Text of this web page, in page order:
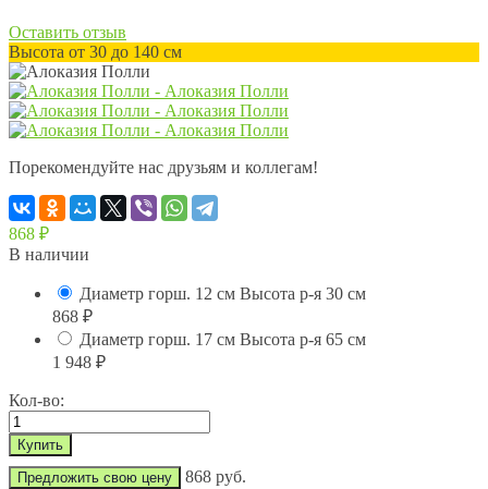
Оставить отзыв
Высота от 30 до 140 см
Порекомендуйте нас друзьям и коллегам!
868 ₽
В наличии
Диаметр горш. 12 см Высота р-я 30 см
868 ₽
Диаметр горш. 17 см Высота р-я 65 см
1 948 ₽
Кол-во:
Предложить свою цену 868 руб.